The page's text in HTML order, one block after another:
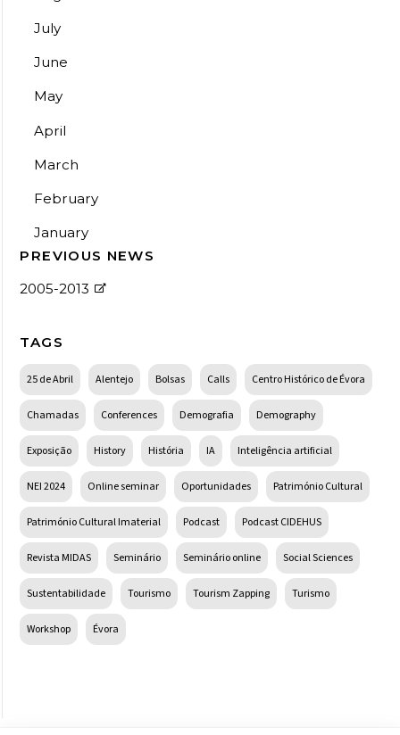
July
June
May
April
March
February
January
PREVIOUS NEWS
2005-2013
TAGS
25 de Abril Alentejo Bolsas Calls Centro Histórico de Évora
Chamadas Conferences Demografia Demography
Exposição History História IA Inteligência artificial
NEI 2024 Online seminar Oportunidades Património Cultural
Património Cultural Imaterial Podcast Podcast CIDEHUS
Revista MIDAS Seminário Seminário online Social Sciences
Sustentabilidade Tourismo Tourism Zapping Turismo
Workshop Évora